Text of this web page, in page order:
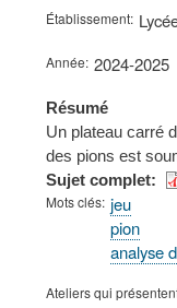
Établissement
Année 2024-2025
Résumé
Un plateau carré
des pions est
Sujet complet
Mots clés jeu
pion
analyse
Ateliers qui